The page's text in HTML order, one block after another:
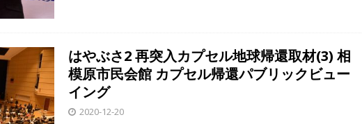
はやぶさ2 再突入カプセル地球帰還取材(3) 相
模原市民会館 カプセル帰還パブリックビュー
イング
2020-12-20